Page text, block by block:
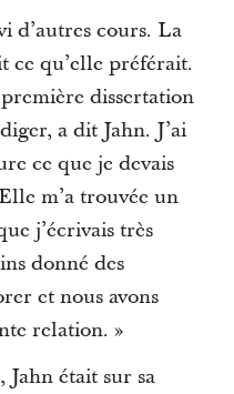
d’autres cours. La
ce qu’elle préférait.
dissertation
a dit Jahn. J’ai
ce que je devais
m’a trouvée un
j’écrivais très
donné des
et nous avons
relation. »
était sur sa